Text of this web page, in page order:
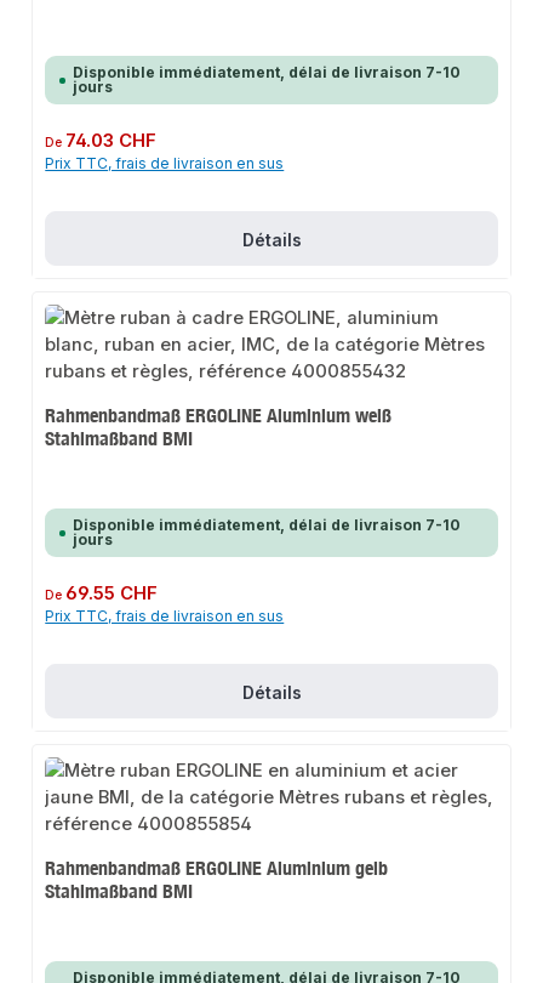
Disponible immédiatement, délai de livraison 7-10
jours
Prix régulier :
De 74.03 CHF
Prix TTC, frais de livraison en sus
Détails
Rahmenbandmaß ERGOLINE Aluminium weiß
Stahlmaßband BMI
Disponible immédiatement, délai de livraison 7-10
jours
Prix régulier :
De 69.55 CHF
Prix TTC, frais de livraison en sus
Détails
Rahmenbandmaß ERGOLINE Aluminium gelb
Stahlmaßband BMI
Disponible immédiatement, délai de livraison 7-10